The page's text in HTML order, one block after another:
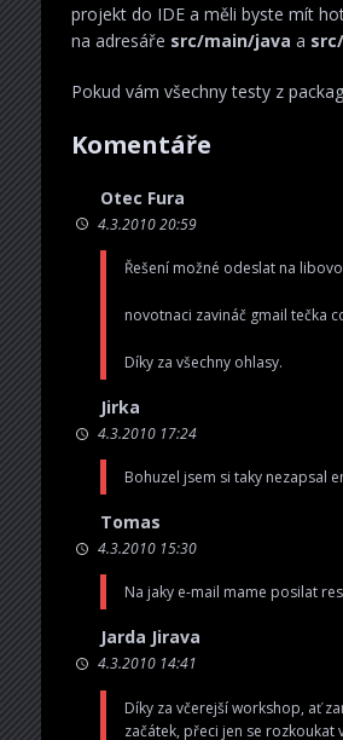
projekt do IDE a měli byste mít
na adresáře src/main/java a
Pokud vám všechny testy z
Komentáře
Otec Fura
4.3.2010 20:59
Řešení možné odeslat na
novotnaci zavináč gmail tečka
Díky za všechny ohlasy.
Jirka
4.3.2010 17:24
Bohuzel jsem si taky nezapsal
Tomas
4.3.2010 15:30
Na jaky e-mail mame posilat
Jarda Jirava
4.3.2010 14:41
Díky za včerejší workshop, ať
začátek, přeci jen se